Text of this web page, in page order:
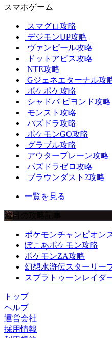
スマホゲーム
スマグロ攻略
デジモンUP攻略
ヴァンピール攻略
ドットアビス攻略
NTE攻略
Gジェネエターナル攻
ポケポケ攻略
シャドバ ビヨンド攻略
モンスト攻略
パズドラ攻略
ポケモンGO攻略
グラブル攻略
アウタープレーン攻略
パズドラゼロ攻略
ブラウンダスト2攻略
一覧を見る
注目の攻略記事
ポケモンチャンピオン
ぽこあポケモン攻略
ポケモンZA攻略
幻想水滸伝スターリー
スプラトゥーンレイダ
トップ
ヘルプ
運営会社
採用情報